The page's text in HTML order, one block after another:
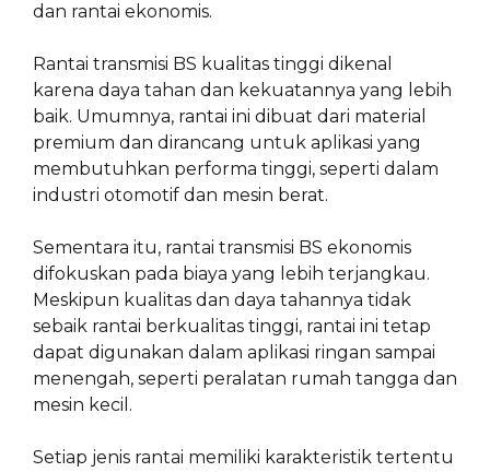
dan rantai ekonomis.
Rantai transmisi BS kualitas tinggi dikenal
karena daya tahan dan kekuatannya yang lebih
baik. Umumnya, rantai ini dibuat dari material
premium dan dirancang untuk aplikasi yang
membutuhkan performa tinggi, seperti dalam
industri otomotif dan mesin berat.
Sementara itu, rantai transmisi BS ekonomis
difokuskan pada biaya yang lebih terjangkau.
Meskipun kualitas dan daya tahannya tidak
sebaik rantai berkualitas tinggi, rantai ini tetap
dapat digunakan dalam aplikasi ringan sampai
menengah, seperti peralatan rumah tangga dan
mesin kecil.
Setiap jenis rantai memiliki karakteristik tertentu